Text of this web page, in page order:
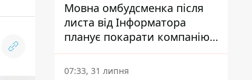
Мовна омбудсменка після
листа від Інформатора
планує покарати компанію-
підрядника ПриватБанку
07:33, 31 липня